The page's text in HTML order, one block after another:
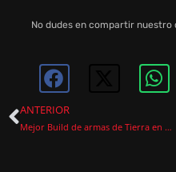
No dudes en compartir nuestro
ANTERIOR
Mejor Build de armas de Tierra en Wo Long: Fallen Dynasty